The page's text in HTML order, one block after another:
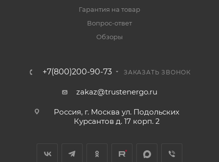
Гарантия на товар
Вопрос-ответ
Обзоры
+7(800)200-90-73 ЗАКАЗАТЬ ЗВОНОК
zakaz@trustenergo.ru
Россия, г. Москва ул. Подольских
Курсантов д. 17 корп. 2